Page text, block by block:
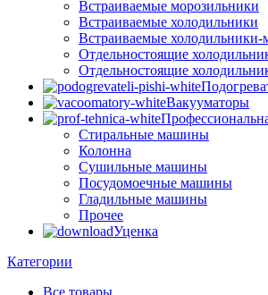
Встраиваемые морозильники
Встраиваемые холодильники
Встраиваемые холодильники-
Отдельностоящие
Отдельностоящие
Вакууматоры
Стиральные машины
Колонна
Сушильные машины
Посудомоечные машины
Гладильные машины
Прочее
Уценка
Категории